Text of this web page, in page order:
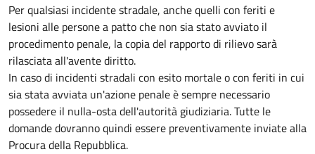
Per qualsiasi incidente stradale, anche quelli con feriti e
lesioni alle persone a patto che non sia stato avviato il
procedimento penale, la copia del rapporto di rilievo sarà
rilasciata all'avente diritto.
In caso di incidenti stradali con esito mortale o con feriti in cui
sia stata avviata un'azione penaleè sempre necessario
possedere il nulla-osta dell'autorità giudiziaria. Tutte le
domande dovranno quindi essere preventivamente inviate alla
Procura della Repubblica.